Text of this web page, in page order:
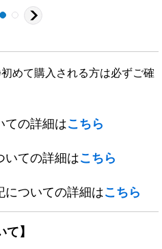
めて購入される方は必ずご確
ての詳細はこちら
ての詳細はこちら
ついての詳細はこちら
】